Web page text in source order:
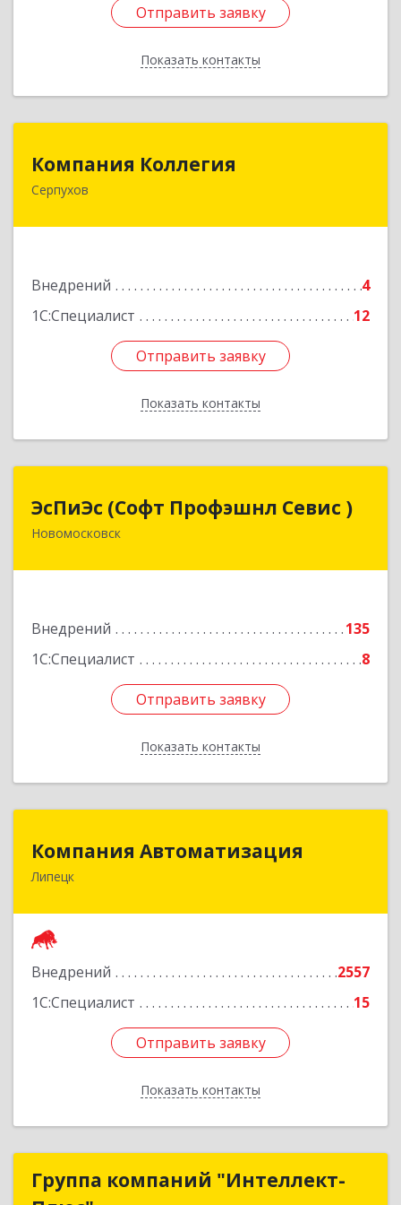
Отправить заявку
Показать контакты
Отправить заявку
Назад
Компания Коллегия
Серпухов
Внедрений
4
1С:Специалист
12
Отправить заявку
Показать контакты
142211, Московская обл, Серпухов г, Оборонная
Отправить заявку
Назад
ЭсПиЭс (Софт Профэшнл Севис )
Новомосковск
Внедрений
135
1С:Специалист
8
Отправить заявку
Показать контакты
ЭсПиЭс (Софт Профэшнл Севис )
301659, Тульская обл, Новомосковский р-н,
Отправить заявку
Назад
Компания Автоматизация
Липецк
Внедрений
2557
1С:Специалист
15
Отправить заявку
Показать контакты
398001, Липецкая обл, Липецк г, Победы пл,
Отправить заявку
Назад
Группа компаний "Интеллект-
Группа компаний "Интеллект-